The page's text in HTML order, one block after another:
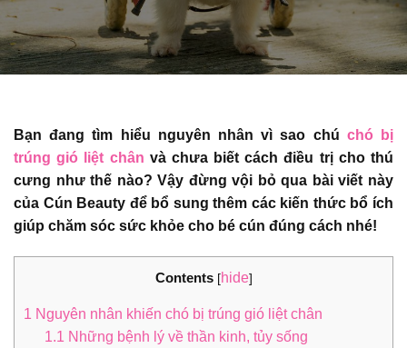
Bạn đang tìm hiểu nguyên nhân vì sao chú chó bị
trúng gió liệt chân và chưa biết cách điều trị cho thú
cưng như thế nào? Vậy đừng vội bỏ qua bài viết này
của Cún Beauty để bổ sung thêm các kiến thức bổ ích
giúp chăm sóc sức khỏe cho bé cún đúng cách nhé!
Contents [hide]
1 Nguyên nhân khiến chó bị trúng gió liệt chân
1.1 Những bệnh lý về thần kinh, tủy sống